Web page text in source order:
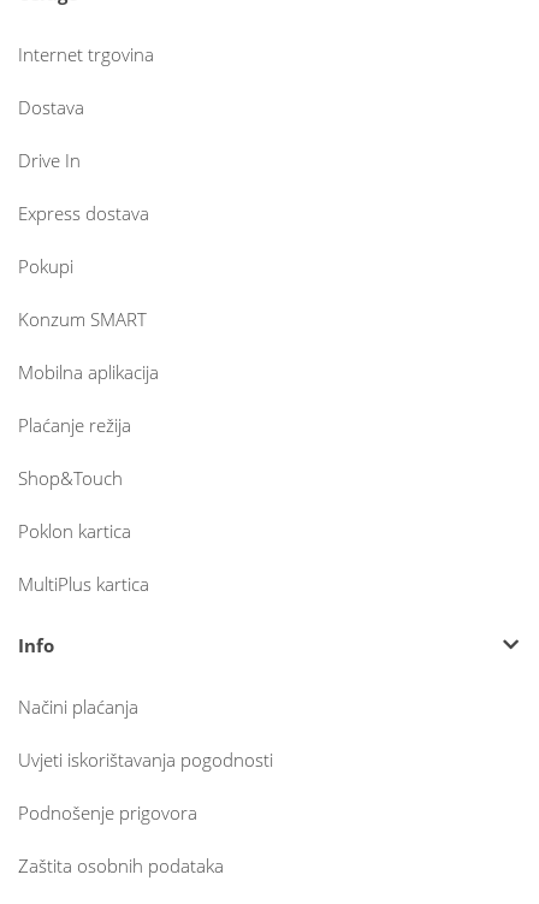
Internet trgovina
Dostava
Drive In
Express dostava
Pokupi
Konzum SMART
Mobilna aplikacija
Plaćanje režija
Shop&Touch
Poklon kartica
MultiPlus kartica
Info
Načini plaćanja
Uvjeti iskorištavanja pogodnosti
Podnošenje prigovora
Zaštita osobnih podataka